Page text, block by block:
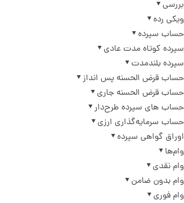
بررسی
ویکی رده
حساب سپرده
سپرده کوتاه مدت عادی
سپرده بلندمدت
حساب قرض الحسنه پس انداز
حساب قرض الحسنه جاری
حساب های سپرده طرح‌دار
حساب سرمایه‌گذاری ارزی
اوراق گواهی سپرده
وام‌ها
وام نقدی
وام بدون ضامن
وام فوری